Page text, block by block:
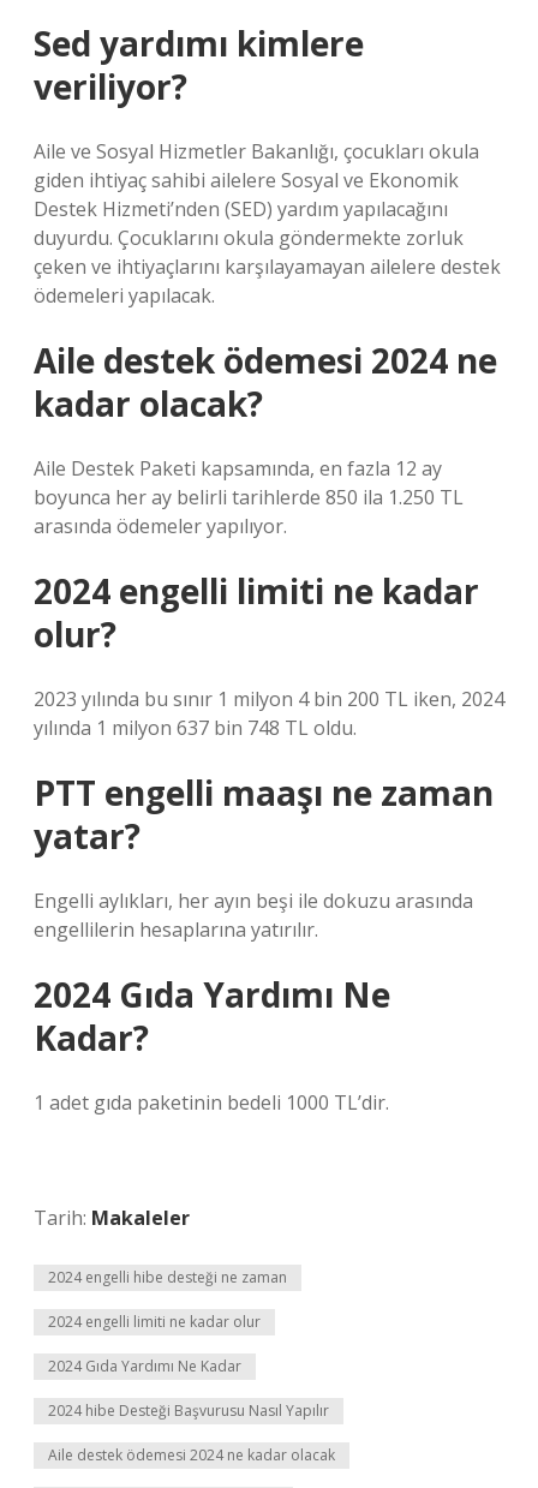
Sed yardımı kimlere
veriliyor?
Aile ve Sosyal Hizmetler Bakanlığı, çocukları okula
giden ihtiyaç sahibi ailelere Sosyal ve Ekonomik
Destek Hizmeti’nden (SED) yardım yapılacağını
duyurdu. Çocuklarını okula göndermekte zorluk
çeken ve ihtiyaçlarını karşılayamayan ailelere destek
ödemeleri yapılacak.
Aile destek ödemesi 2024 ne
kadar olacak?
Aile Destek Paketi kapsamında, en fazla 12 ay
boyunca her ay belirli tarihlerde 850 ila 1.250 TL
arasında ödemeler yapılıyor.
2024 engelli limiti ne kadar
olur?
2023 yılında bu sınır 1 milyon 4 bin 200 TL iken, 2024
yılında 1 milyon 637 bin 748 TL oldu.
PTT engelli maaşı ne zaman
yatar?
Engelli aylıkları, her ayın beşi ile dokuzu arasında
engellilerin hesaplarına yatırılır.
2024 Gıda Yardımı Ne
Kadar?
1 adet gıda paketinin bedeli 1000 TL’dir.
Tarih: Makaleler
2024 engelli hibe desteği ne zaman
2024 engelli limiti ne kadar olur
2024 Gıda Yardımı Ne Kadar
2024 hibe Desteği Başvurusu Nasıl Yapılır
Aile destek ödemesi 2024 ne kadar olacak